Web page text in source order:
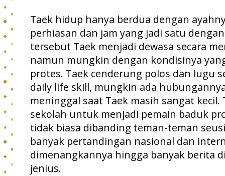
Taek hidup hanya berdua dengan
perhiasan dan jam yang jadi satu
tersebut Taek menjadi dewasa secara
namun mungkin dengan kondisinya
protes. Taek cenderung polos dan lugu
daily life skill, mungkin ada
meninggal saat Taek masih sangat
sekolah untuk menjadi pemain baduk
tidak biasa dibanding teman-teman
banyak pertandingan nasional dan
dimenangkannya hingga banyak berita
jenius.